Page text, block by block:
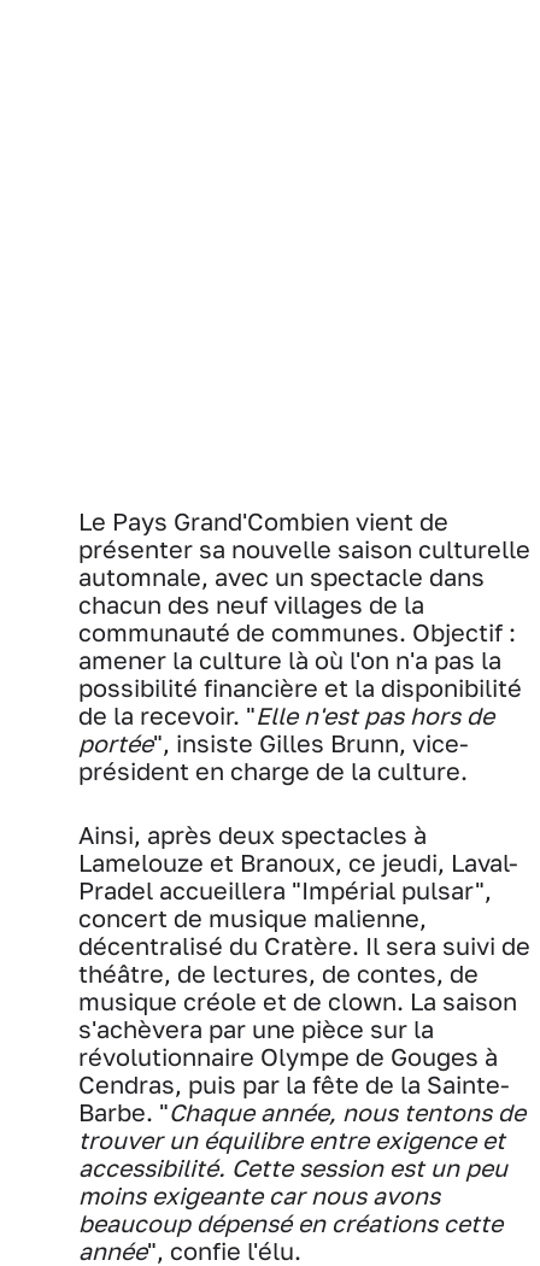
Le Pays Grand'Combien vient de
présenter sa nouvelle saison culturelle
automnale, avec un spectacle dans
chacun des neuf villages de la
communauté de communes. Objectif :
amener la culture là où l'on n'a pas la
possibilité financière et la disponibilité
de la recevoir. "Elle n'est pas hors de
portée", insiste Gilles Brunn, vice-
président en charge de la culture.
Ainsi, après deux spectacles à
Lamelouze et Branoux, ce jeudi, Laval-
Pradel accueillera "Impérial pulsar",
concert de musique malienne,
décentralisé du Cratère. Il sera suivi de
théâtre, de lectures, de contes, de
musique créole et de clown. La saison
s'achèvera par une pièce sur la
révolutionnaire Olympe de Gouges à
Cendras, puis par la fête de la Sainte-
Barbe. "Chaque année, nous tentons de
trouver un équilibre entre exigence et
accessibilité. Cette session est un peu
moins exigeante car nous avons
beaucoup dépensé en créations cette
année", confie l'élu.